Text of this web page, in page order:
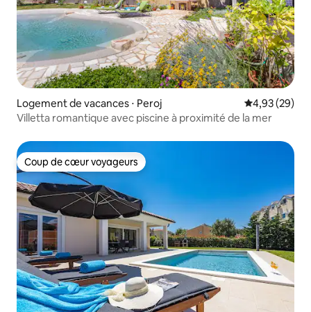
Logement de vacances ⋅ Peroj Évaluation
4,93 (29)
Villetta romantique avec piscine à proximité de la mer
Coup de cœur voyageurs
Coup de cœur voyageurs